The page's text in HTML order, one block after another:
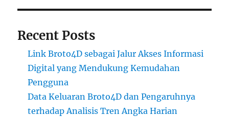
Recent Posts
Link Broto4D sebagai Jalur Akses Informasi
Digital yang Mendukung Kemudahan
Pengguna
Data Keluaran Broto4D dan Pengaruhnya
terhadap Analisis Tren Angka Harian